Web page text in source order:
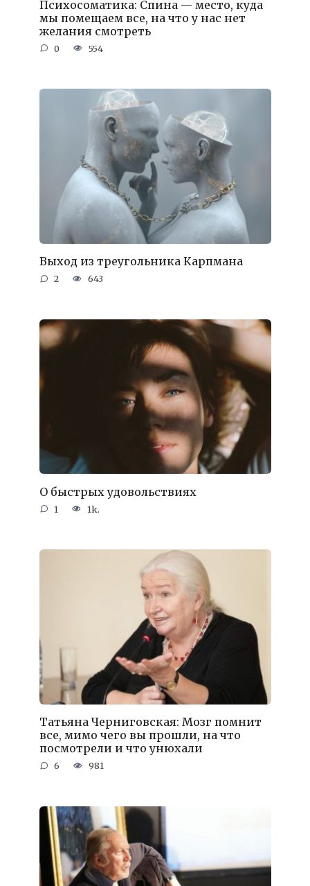
Психосоматика: Спина — место, куда
мы помещаем все, на что у нас нет
желания смотреть
0 554
Выход из треугольника Карпмана
2 643
О быстрых удовольствиях
1 1k.
Татьяна Черниговская: Мозг помнит
все, мимо чего вы прошли, на что
посмотрели и что унюхали
6 981